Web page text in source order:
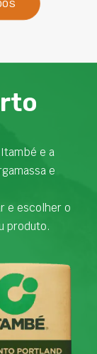
e a
e
e escolher o
produto.